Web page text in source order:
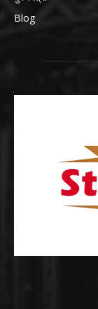
Blog